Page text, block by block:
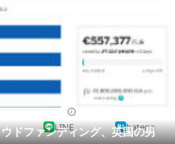
ドファンディング、英国の男
LINE hatena